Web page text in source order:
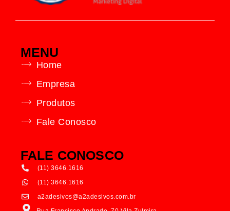
MENU
Home
Empresa
Produtos
Fale Conosco
FALE CONOSCO
(11) 3646.1616
(11) 3646.1616
a2adesivos@a2adesivos.com.br